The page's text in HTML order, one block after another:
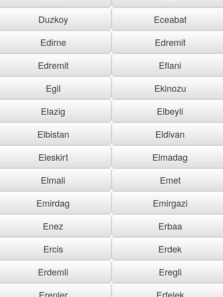
Duzkoy
Eceabat
Edirne
Edremit
Edremit
Eflani
Egil
Ekinozu
Elazig
Elbeyli
Elbistan
Eldivan
Eleskirt
Elmadag
Elmali
Emet
Emirdag
Emirgazi
Enez
Erbaa
Ercis
Erdek
Erdemli
Eregli